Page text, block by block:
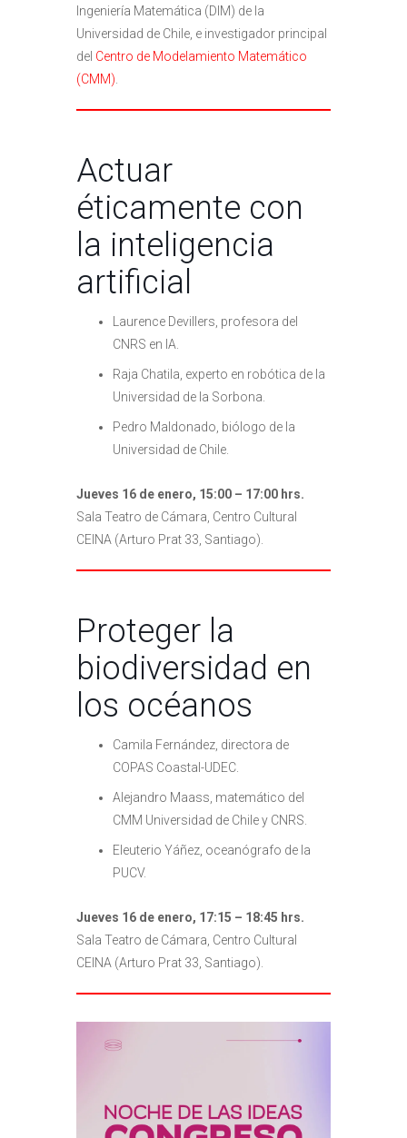
Ingeniería Matemática (DIM) de la
Universidad de Chile, e investigador principal
del Centro de Modelamiento Matemático
(CMM)
Actuar
éticamente con
la inteligencia
artificial
Laurence Devillers, profesora del
CNRS en IA.
Raja Chatila, experto en robótica de la
Universidad de la Sorbona.
Pedro Maldonado, biólogo de la
Universidad de Chile.
Jueves 16 de enero, 15:00 – 17:00 hrs.
Sala Teatro de Cámara, Centro Cultural
CEINA (Arturo Prat 33, Santiago).
Proteger la
biodiversidad en
los océanos
Camila Fernández, directora de
COPAS Coastal-UDEC.
Alejandro Maass, matemático del
CMM Universidad de Chile y CNRS.
Eleuterio Yáñez, oceanógrafo de la
PUCV.
Jueves 16 de enero, 17:15 – 18:45 hrs.
Sala Teatro de Cámara, Centro Cultural
CEINA (Arturo Prat 33, Santiago).